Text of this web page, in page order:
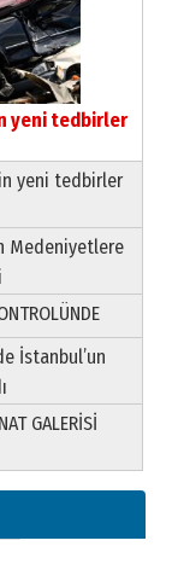
yeni tedbirler
yeni tedbirler
Medeniyetlere
İstanbul’un
GALERİSİ